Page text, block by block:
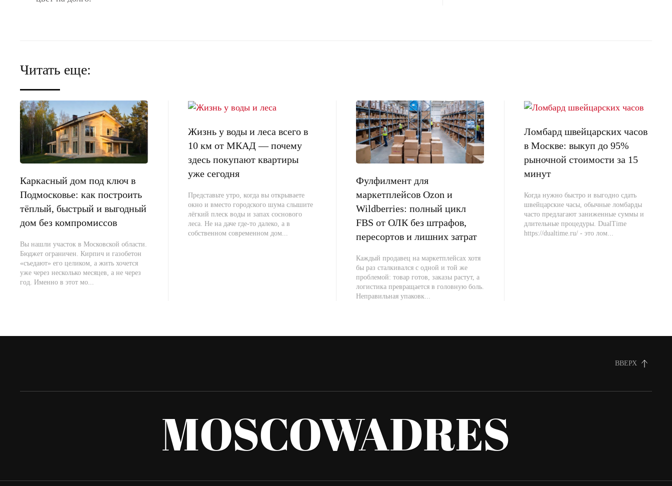
Читать еще:
Каркасный дом под ключ в
Подмосковье: как построить
тёплый, быстрый и выгодный
дом без компромиссов
Вы нашли участок в Московской области.
Бюджет ограничен. Кирпич и газобетон
«съедают» его целиком, а жить хочется
уже через несколько месяцев, а не через
год. Именно в этот мо...
Жизнь у воды и леса всего в
10 км от МКАД — почему
здесь покупают квартиры
уже сегодня
Представьте утро, когда вы открываете
окно и вместо городского шума слышите
лёгкий плеск воды и запах соснового
леса. Не на даче где-то далеко, а в
собственном современном дом...
Фулфилмент для
маркетплейсов Ozon и
Wildberries: полный цикл
FBS от ОЛК без штрафов,
пересортов и лишних затрат
Каждый продавец на маркетплейсах хотя
бы раз сталкивался с одной и той же
проблемой: товар готов, заказы растут, а
логистика превращается в головную боль.
Неправильная упаковк...
Ломбард швейцарских часов
в Москве: выкуп до 95%
рыночной стоимости за 15
минут
Когда нужно быстро и выгодно сдать
швейцарские часы, обычные ломбарды
часто предлагают заниженные суммы и
длительные процедуры. DualTime
https://dualtime.ru/ - это лом...
ВВЕРХ
MOSCOWADRES